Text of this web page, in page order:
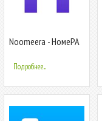
Noomeera - НомеРА
Подробнее...